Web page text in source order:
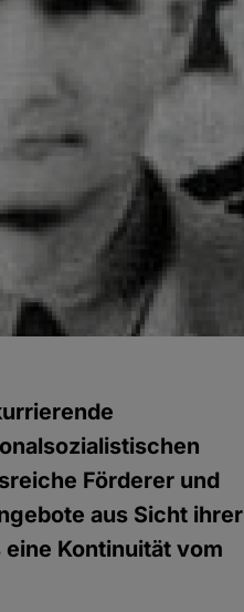
Förderer und
aus Sicht ihrer
Kontinuität vom